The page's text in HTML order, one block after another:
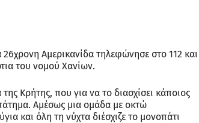
Αμερικανίδα τηλεφώνησε στο 112 και
του νομού Χανίων.
Κρήτης, που για να το διασχίσει κάποιος
Αμέσως μια ομάδα με οκτώ
και όλη τη νύχτα διέσχιζε το μονοπάτι